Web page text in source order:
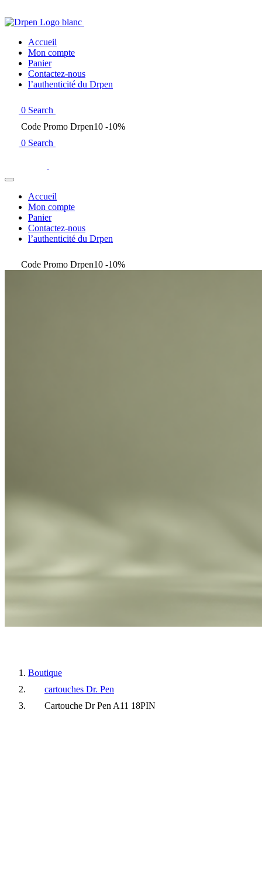
Accueil
Mon compte
Panier
Contactez-nous
l’authenticité du Drpen
0 Search
Code Promo Drpen10 -10%
0 Search
Accueil
Mon compte
Panier
Contactez-nous
l’authenticité du Drpen
Code Promo Drpen10 -10%
Boutique
cartouches Dr. Pen
Cartouche Dr Pen A11 18PIN